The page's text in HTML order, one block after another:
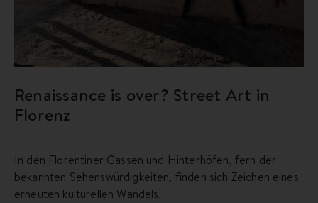
Renaissance is over? Street Art in
Florenz
In den Florentiner Gassen und Hinterhöfen, fern der
bekannten Sehenswürdigkeiten, finden sich Zeichen eines
erneuten kulturellen Wandels.